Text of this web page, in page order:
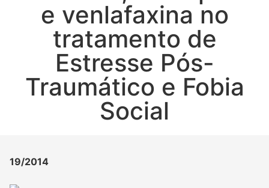
e venlafaxina no
tratamento de
Estresse Pós-
Traumático e Fobia
Social
19/2014